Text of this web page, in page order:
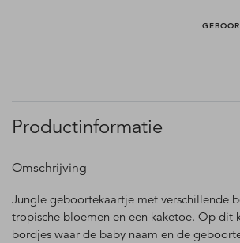
Productinformatie
Omschrijving
Jungle geboortekaartje met verschillende
tropische bloemen en een kaketoe. Op dit
bordjes waar de baby naam en de